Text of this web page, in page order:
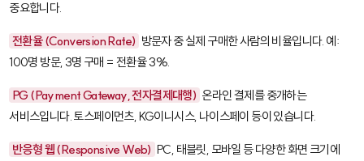
중요합니다.
전환율 (Conversion Rate) 방문자 중 실제 구매한 사람의 비율입니다. 예:
100명 방문, 3명 구매 = 전환율 3%.
PG (Payment Gateway, 전자결제대행) 온라인 결제를 중개하는
서비스입니다. 토스페이먼츠, KG이니시스, 나이스페이 등이 있습니다.
반응형 웹 (Responsive Web) PC, 태블릿, 모바일 등 다양한 화면 크기에